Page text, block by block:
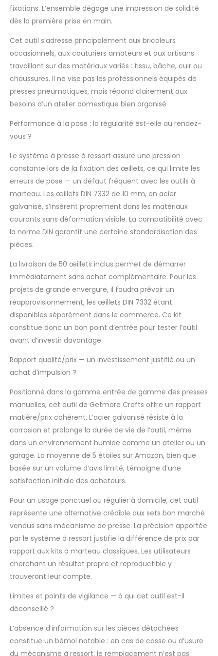
vous avez tout
ensemble Contient :
à œillets DIN 10 mm,
50 x 10 mm, œillets
argenté Convient
pour : avec notre
presse à œillets, vous
pouvez travailler les
œillets avec du
coton, du papier, du
du jersey, du carton,
des textiles, du cuir,
de divers types de
polyester, du latex, du
tissu, du cuir
végétalien, du tissu et
bien plus encore.
Polyvalent : avec
notre presse à œillets
seulement presser
des œillets, mais
aussi réaliser des
perforations, des
œillets, des presses,
des rivetages, des
boutons, des
fixations. L’ensemble dégage une impression de solidité
dès la première prise en main.
Cet outil s’adresse principalement aux bricoleurs
occasionnels, aux couturiers amateurs et aux artisans
travaillant sur des matériaux variés : tissu, bâche, cuir ou
chaussures. Il ne vise pas les professionnels équipés de
presses pneumatiques, mais répond clairement aux
besoins d’un atelier domestique bien organisé.
Performance à la pose : la régularité est-elle au rendez-
vous ?
Le système à presse à ressort assure une pression
constante lors de la fixation des œillets, ce qui limite les
erreurs de pose — un défaut fréquent avec les outils à
marteau. Les œillets DIN 7332 de 10 mm, en acier
galvanisé, s’insèrent proprement dans les matériaux
courants sans déformation visible. La compatibilité avec
la norme DIN garantit une certaine standardisation des
pièces.
La livraison de 50 œillets inclus permet de démarrer
immédiatement sans achat complémentaire. Pour les
projets de grande envergure, il faudra prévoir un
réapprovisionnement, les œillets DIN 7332 étant
disponibles séparément dans le commerce. Ce kit
constitue donc un bon point d’entrée pour tester l’outil
avant d’investir davantage.
Rapport qualité/prix — un investissement justifié ou un
achat d’impulsion ?
Positionné dans la gamme entrée de gamme des presses
manuelles, cet outil de Getmore Crafts offre un rapport
matière/prix cohérent. L’acier galvanisé résiste à la
corrosion et prolonge la durée de vie de l’outil, même
dans un environnement humide comme un atelier ou un
garage. La moyenne de 5 étoiles sur Amazon, bien que
basée sur un volume d’avis limité, témoigne d’une
satisfaction initiale des acheteurs.
Pour un usage ponctuel ou régulier à domicile, cet outil
représente une alternative crédible aux sets bon marché
vendus sans mécanisme de presse. La précision apportée
par le système à ressort justifie la différence de prix par
rapport aux kits à marteau classiques. Les utilisateurs
cherchant un résultat propre et reproductible y
trouveront leur compte.
Limites et points de vigilance — à qui cet outil est-il
déconseillé ?
L’absence d’information sur les pièces détachées
constitue un bémol notable : en cas de casse ou d’usure
du mécanisme à ressort, le remplacement n’est pas